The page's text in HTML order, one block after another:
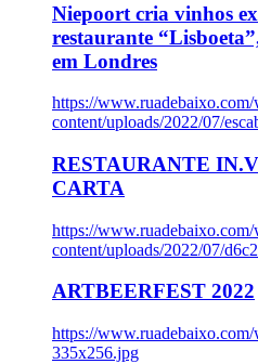
Niepoort cria vinhos
restaurante
em Londres
https://
content/uploads/2022/07/
RESTAURANTE
CARTA
https://
content/uploads/2022/07/
ARTBEERFEST 2022
https://
335x256.jpg